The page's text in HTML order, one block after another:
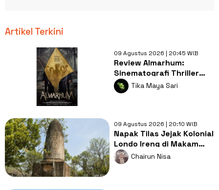
Artikel Terkini
09 Agustus 2026 | 20:45 WIB
Review Almarhum:
Sinematografi Thriller
Misteri Bernyawa
Kearifan Lokal
Tika Maya Sari
09 Agustus 2026 | 20:10 WIB
Napak Tilas Jejak Kolonial
Londo Ireng di Makam
Kherkof Purworejo
Chairun Nisa